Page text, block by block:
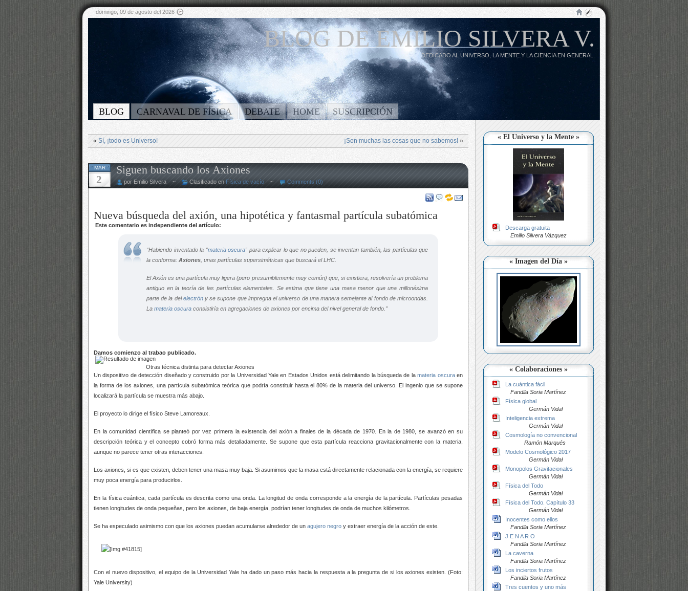
domingo, 09 de agosto del 2026
BLOG DE EMILIO SILVERA V.
DEDICADO AL UNIVERSO, LA MENTE Y LA CIENCIA EN GENERAL.
BLOG CARNAVAL DE FÍSICA DEBATE HOME SUSCRIPCIÓN
« El Universo y la Mente »
Descarga gratuita
Emilio Silvera Vázquez
« Imagen del Día »
« Colaboraciones »
La cuántica fácil
Fandila Soria Martínez
Física global
Germán Vidal
Inteligencia extrema
Germán Vidal
Cosmología no convencional
Ramón Marqués
Modelo Cosmológico 2017
Germán Vidal
Monopolos Gravitacionales
Germán Vidal
Física del Todo
Germán Vidal
Física del Todo. Capítulo 33
Germán Vidal
Inocentes como ellos
Fandila Soria Martínez
J E N A R O
Fandila Soria Martínez
La caverna
Fandila Soria Martínez
Los inciertos frutos
Fandila Soria Martínez
Tres cuentos y uno más
« Sí, ¡todo es Universo! ¡Son muchas las cosas que no sabemos! »
MAR
2
Siguen buscando los Axiones
por Emilio Silvera ~ Clasificado en Física de vacío ~ Comments (0)
Nueva búsqueda del axión, una hipotética y fantasmal partícula subatómica
Este comentario es independiente del artículo:
“Habiendo inventado la “materia oscura” para explicar lo que no pueden, se inventan también, las partículas que
la conforma: Axiones , unas partículas supersimétricas que buscará el LHC.
El Axión es una partícula muy ligera (pero presumiblemente muy común) que, si existiera, resolvería un problema
antiguo en la teoría de las partículas elementales. Se estima que tiene una masa menor que una millonésima
parte de la delelectróny se supone que impregna el universo de una manera semejante al fondo de microondas.
La materia oscura consistiría en agregaciones de axiones por encima del nivel general de fondo.”
Damos comienzo al trabao publicado.
Otras técnica distinta para detectar Axiones
Un dispositivo de detección diseñado y construido por la Universidad Yale en Estados Unidos está delimitando la búsqueda de lamateria oscuraen
la forma de los axiones, una partícula subatómica teórica que podría constituir hasta el 80% de la materia del universo. El ingenio que se supone
localizará la partícula se muestra más abajo.
El proyecto lo dirige el físico Steve Lamoreaux.
En la comunidad científica se planteó por vez primera la existencia del axión a finales de la década de 1970. En la de 1980, se avanzó en su
descripción teórica y el concepto cobró forma más detalladamente. Se supone que esta partícula reacciona gravitacionalmente con la materia,
aunque no parece tener otras interacciones.
Los axiones, si es que existen, deben tener una masa muy baja. Si asumimos que la masa está directamente relacionada con la energía, se requiere
muy poca energía para producirlos.
En la física cuántica, cada partícula es descrita como una onda. La longitud de onda corresponde a la energía de la partícula. Partículas pesadas
tienen longitudes de onda pequeñas, pero los axiones, de baja energía, podrían tener longitudes de onda de muchos kilómetros.
Se ha especulado asimismo con que los axiones puedan acumularse alrededor de un agujero negro y extraer energía de la acción de este.
Con el nuevo dispositivo, el equipo de la Universidad Yale ha dado un paso más hacia la respuesta a la pregunta de si los axiones existen. (Foto:
Yale University)